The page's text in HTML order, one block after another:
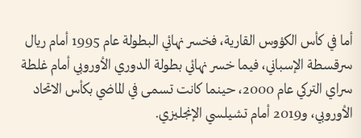
أما في كأس الكؤوس القارية، فخسر نهائي البطولة عام 1995 أمام ريال
سرقسطة الإسباني، فيما خسر نهائي بطولة الدوري الأوروبي أمام غلطة
سراي التركي عام 2000، حينما كانت تسمى في الماضي بكأس الاتحاد
الأوروبي، و2019 أمام تشيلسي الإنجليزي.